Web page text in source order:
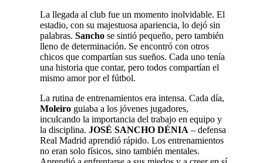
La llegada al club fue un momento inolvidable. El
estadio, con su majestuosa apariencia, lo dejó sin
palabras. Sancho se sintió pequeño, pero también
lleno de determinación. Se encontró con otros
chicos que compartían sus sueños. Cada uno tenía
una historia que contar, pero todos compartían el
mismo amor por el fútbol.
La rutina de entrenamientos era intensa. Cada día,
Moleiro guiaba a los jóvenes jugadores,
inculcando la importancia del trabajo en equipo y
la disciplina. JOSÉ SANCHO DÉNIA – defensa
Real Madrid aprendió rápido. Los entrenamientos
no eran solo físicos, sino también mentales.